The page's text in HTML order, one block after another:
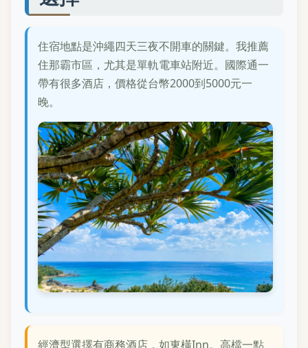
住宿地點是沖繩四天三夜不開車的關鍵。我推薦
住那霸市區，尤其是單軌電車站附近。國際通一
帶有很多酒店，價格從台幣2000到5000元一
晚。
經濟型選擇有商務酒店，如東橫Inn。高檔一點